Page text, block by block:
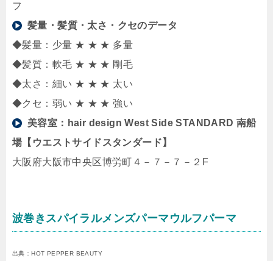
フ
髪量・髪質・太さ・クセのデータ
◆髪量：少量 ★ ★ ★ 多量
◆髪質：軟毛 ★ ★ ★ 剛毛
◆太さ：細い ★ ★ ★ 太い
◆クセ：弱い ★ ★ ★ 強い
美容室： hair design West Side STANDARD 南船
場【ウエストサイドスタンダード】
大阪府大阪市中央区博労町４－７－７－２F
波巻きスパイラルメンズパーマウルフパーマ
出典：HOT PEPPER BEAUTY